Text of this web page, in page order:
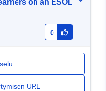
on an ESOL
0
URL